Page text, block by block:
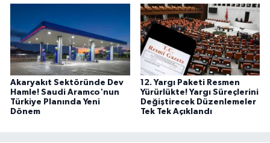
Akaryakıt Sektöründe Dev
Hamle! Saudi Aramco'nun
Türkiye Planında Yeni
Dönem
12. Yargı Paketi Resmen
Yürürlükte! Yargı Süreçlerini
Değiştirecek Düzenlemeler
Tek Tek Açıklandı